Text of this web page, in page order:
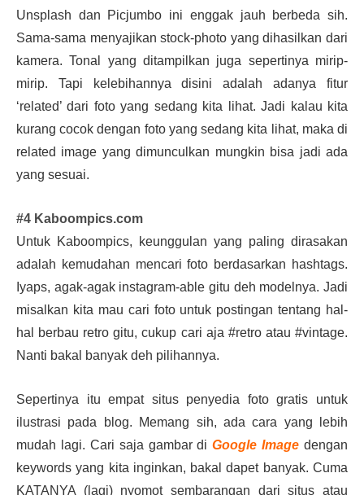
Unsplash dan Picjumbo ini enggak jauh berbeda sih.
Sama-sama menyajikan stock-photo yang dihasilkan dari
kamera. Tonal yang ditampilkan juga sepertinya mirip-
mirip. Tapi kelebihannya disini adalah adanya fitur
‘related’ dari foto yang sedang kita lihat. Jadi kalau kita
kurang cocok dengan foto yang sedang kita lihat, maka di
related image yang dimunculkan mungkin bisa jadi ada
yang sesuai.
#4 Kaboompics.com
Untuk Kaboompics, keunggulan yang paling dirasakan
adalah kemudahan mencari foto berdasarkan hashtags.
Iyaps, agak-agak instagram-able gitu deh modelnya. Jadi
misalkan kita mau cari foto untuk postingan tentang hal-
hal berbau retro gitu, cukup cari aja #retro atau #vintage.
Nanti bakal banyak deh pilihannya.
Sepertinya itu empat situs penyedia foto gratis untuk
ilustrasi pada blog. Memang sih, ada cara yang lebih
mudah lagi. Cari saja gambar diGoogle Image dengan
keywords yang kita inginkan, bakal dapet banyak. Cuma
KATANYA (lagi) nyomot sembarangan dari situs atau